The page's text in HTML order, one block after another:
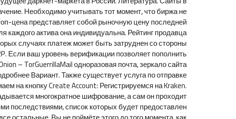
Необходимо учитывать тот момент, что биржа не
цена представляет собой рыночную цену последней
актива она индивидуальна. Рейтинг продавца
случаях платеж может быть затруднен со стороны
Если ваш уровень верификации позволяет пополнить
– TorGuerrillaMail одноразовая почта, зеркало сайта
Вариант. Также существует услуга по отправке
на кнопку Create Account: Регистрируемся на Kraken.
многократное шифрование, а сам он проходит
последствиями, список которых будет предоставлен